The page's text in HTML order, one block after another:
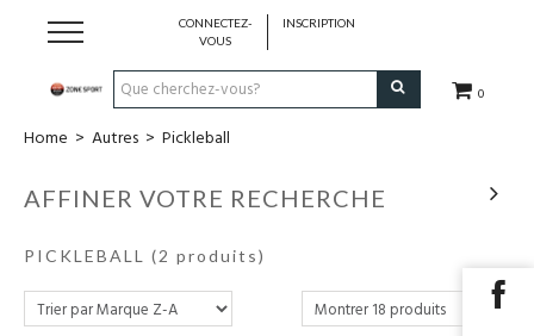
0
CONNECTEZ-
VOUS
INSCRIPTION
Running & Trail
Randonnée
Home > Autres > Pickleball
AFFINER VOTRE RECHERCHE
PICKLEBALL (2 produits)